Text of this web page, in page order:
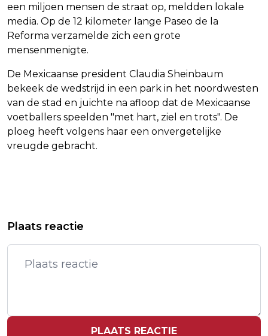
een miljoen mensen de straat op, meldden lokale
media. Op de 12 kilometer lange Paseo de la
Reforma verzamelde zich een grote
mensenmenigte.
De Mexicaanse president Claudia Sheinbaum
bekeek de wedstrijd in een park in het noordwesten
van de stad en juichte na afloop dat de Mexicaanse
voetballers speelden "met hart, ziel en trots". De
ploeg heeft volgens haar een onvergetelijke
vreugde gebracht.
WERELD SAMEN IN HARTJE
VERDACHTE VAN DODEN PARTNER IN
AMSTERDAM-ZUID ZWIJGT
Plaats reactie
PLAATS REACTIE